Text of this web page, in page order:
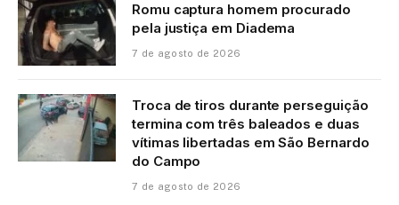
Romu captura homem procurado
pela justiça em Diadema
7 de agosto de 2026
Troca de tiros durante perseguição
termina com três baleados e duas
vítimas libertadas em São Bernardo
do Campo
7 de agosto de 2026